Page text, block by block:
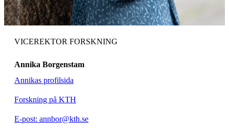
VICEREKTOR FORSKNING
Annika Borgenstam
Annikas profilsida
Forskning på KTH
E-post: annbor@kth.se